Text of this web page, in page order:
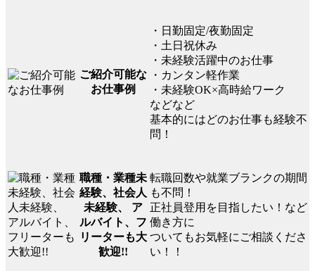
ご紹介可能な
お仕事例
・日勤固定/夜勤固定
・土日祝休み
・未経験活躍中のお仕事
・カンタン軽作業
・未経験OK×高時給ワーク
などなど
基本的にはどのお仕事も経験不
問！
職種・業種未
経験、社会人
未経験、 ア
ルバイト、フ
リーターも大
歓迎!!
転職回数や就業ブランクの期間
も不問！
正社員登用を目指したい！など
働き方に
ついてもお気軽にご相談くださ
い！！